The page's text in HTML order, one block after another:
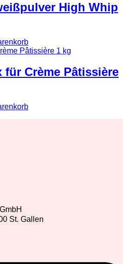
High Whip
für Crème Pâtissière
St. Gallen